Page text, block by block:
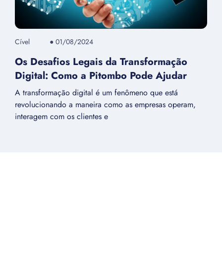
Cível ● 01/08/2024
Os Desafios Legais da Transformação
Digital: Como a Pitombo Pode Ajudar
A transformação digital é um fenômeno que está
revolucionando a maneira como as empresas operam,
interagem com os clientes e